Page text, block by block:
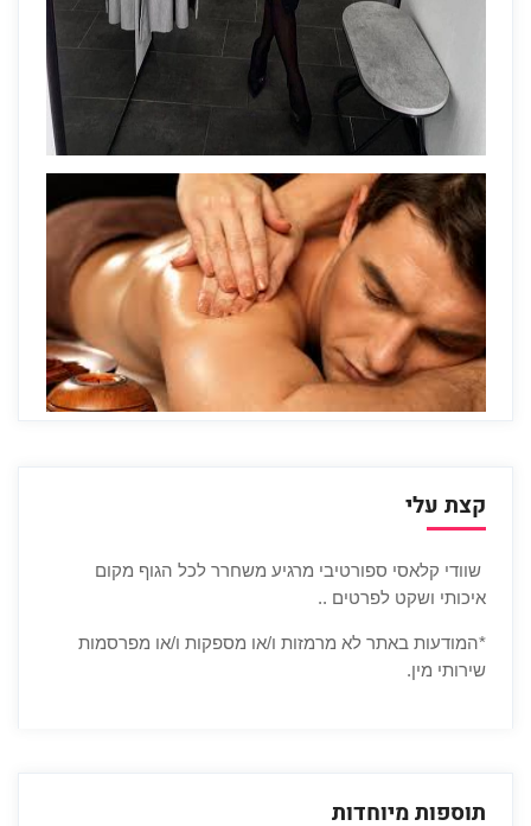
קצת עלי
שוודי קלאסי ספורטיבי מרגיע משחרר לכל הגוף מקום
איכותי ושקט לפרטים ..
*המודעות באתר לא מרמזות ו/או מספקות ו/או מפרסמות
שירותי מין.
תוספות מיוחדות